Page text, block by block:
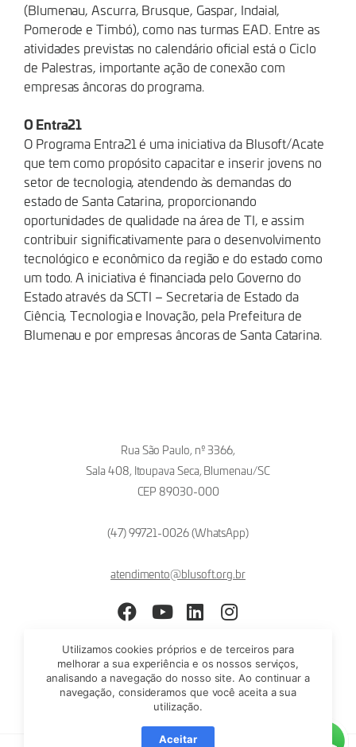
(Blumenau, Ascurra, Brusque, Gaspar, Indaial,
Pomerode e Timbó), como nas turmas EAD. Entre as
atividades previstas no calendário oficial está o Ciclo
de Palestras, importante ação de conexão com
empresas âncoras do programa.
O Entra21
O Programa Entra21 é uma iniciativa da Blusoft/Acate
que tem como propósito capacitar e inserir jovens no
setor de tecnologia, atendendo às demandas do
estado de Santa Catarina, proporcionando
oportunidades de qualidade na área de TI, e assim
contribuir significativamente para o desenvolvimento
tecnológico e econômico da região e do estado como
um todo. A iniciativa é financiada pelo Governo do
Estado através da SCTI – Secretaria de Estado da
Ciência, Tecnologia e Inovação, pela Prefeitura de
Blumenau e por empresas âncoras de Santa Catarina.
Rua São Paulo, nº 3366,
Sala 408, Itoupava Seca, Blumenau/SC
CEP 89030-000
(47) 99721-0026 (WhatsApp)
atendimento@blusoft.org.br
Utilizamos cookies próprios e de terceiros para
melhorar a sua experiência e os nossos serviços,
analisando a navegação do nosso site. Ao continuar a
navegação, consideramos que você aceita a sua
utilização.
Aceitar